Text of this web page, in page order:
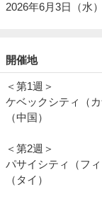
2026年6月3日（水
開催地
＜第1週＞
ケベックシティ（
（中国）
＜第2週＞
パサイシティ（フ
（タイ）